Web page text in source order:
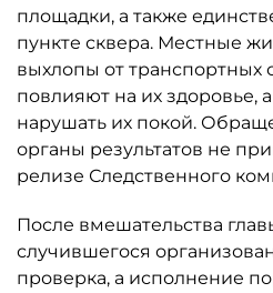
площадки, а также
пункте сквера. Местные
выхлопы от транспортных
повлияют на их здоровье,
нарушать их покой.
органы результатов не
релизе Следственного
После вмешательства
случившегося
проверка, а исполнение